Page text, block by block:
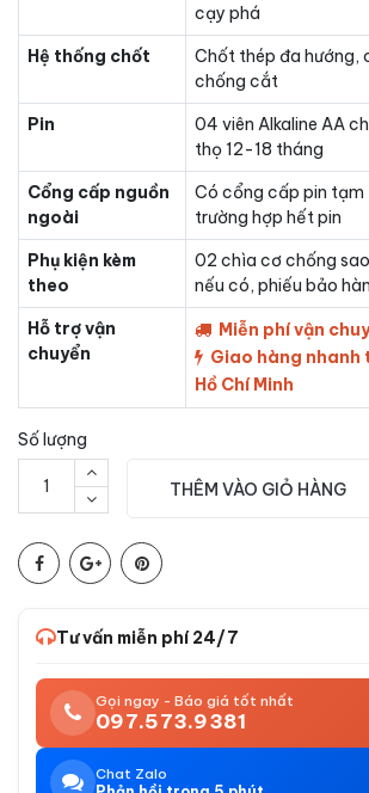
cạy phá
Hệ thống chốt
Chốt thép đa hướng,
chống cắt
Pin
04 viên Alkaline AA
thọ 12-18 tháng
Cổng cấp nguồn
ngoài
Có cổng cấp pin tạm
trường hợp hết pin
Phụ kiện kèm
theo
02 chìa cơ chống
nếu có, phiếu bảo
Hỗ trợ vận
chuyển
Miễn phí vận
Giao hàng nhanh
Hồ Chí Minh
Số lượng
THÊM VÀO GIỎ HÀNG
Tư vấn miễn phí 24/7
Gọi ngay - Báo giá tốt nhất
097.573.9381
Chat Zalo